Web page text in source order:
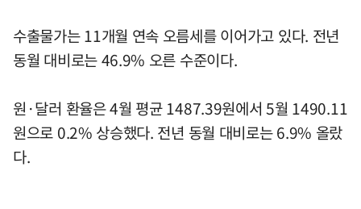
수출물가는 11개월 연속 오름세를 이어가고 있다. 전년
동월 대비로는 46.9% 오른 수준이다.
원·달러 환율은 4월 평균 1487.39원에서 5월 1490.11
원으로 0.2% 상승했다. 전년 동월 대비로는 6.9% 올랐
다.